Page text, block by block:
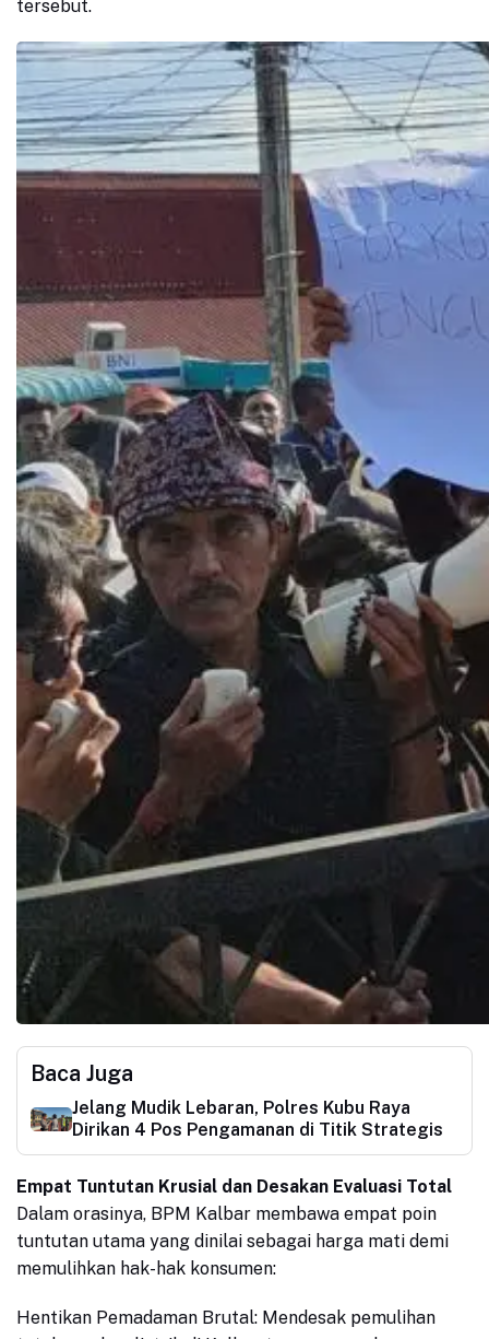
tersebut.
Baca Juga
Jelang Mudik Lebaran, Polres Kubu Raya
Dirikan 4 Pos Pengamanan di Titik Strategis
Empat Tuntutan Krusial dan Desakan Evaluasi Total
Dalam orasinya, BPM Kalbar membawa empat poin
tuntutan utama yang dinilai sebagai harga mati demi
memulihkan hak-hak konsumen:
Hentikan Pemadaman Brutal: Mendesak pemulihan